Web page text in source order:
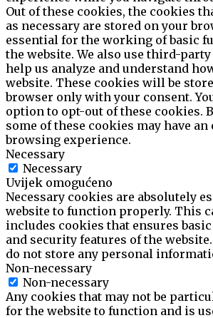
Out of these cookies, the cookies
as necessary are stored on your
essential for the working of basic
the website. We also use third-
help us analyze and understand
website. These cookies will be
browser only with your consent.
option to opt-out of these cookies.
some of these cookies may have an
browsing experience.
Necessary
Necessary
Uvijek omogućeno
Necessary cookies are absolutely
website to function properly. This
includes cookies that ensures
and security features of the
do not store any personal
Non-necessary
Non-necessary
Any cookies that may not be
for the website to function and is